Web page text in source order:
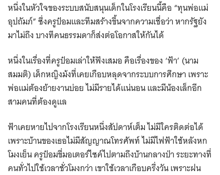
หนึ่งในหัวใจของระบบสนับสนุนเด็กในโรงเรียนนี้คือ “ทุนพ่อแม่
อุปถัมภ์” ซึ่งครูป๋อมและทีมสร้างขึ้นจากความเชื่อว่า หากรัฐยัง
มาไม่ถึง บางทีคนธรรมดาก็ส่งต่อโอกาสให้กันได้
หนึ่งในเรื่องที่ครูป๋อมเล่าให้ฟังเสมอ คือเรื่องของ ‘ฟ้า’ (นาม
สมมติ) เด็กหญิงม้งที่เคยเกือบหลุดจากระบบการศึกษา เพราะ
พ่อแม่ต้องย้ายงานบ่อย ไม่มีรายได้แน่นอน และมีน้องเล็กอีก
สามคนที่ต้องดูแล
ฟ้าเคยหายไปจากโรงเรียนหนึ่งสัปดาห์เต็ม ไม่มีใครติดต่อได้
เพราะบ้านของเธอไม่มีสัญญาณโทรศัพท์ ไม่มีไฟฟ้าใช้หลังหก
โมงเย็น ครูป๋อมขี่มอเตอร์ไซค์ไปตามถึงบ้านกลางป่า ระยะทางที่
คนทั่วไปใช้เวลาชั่วโมงกว่า เขาใช้เวลาเกือบครึ่งวัน เพราะฝน